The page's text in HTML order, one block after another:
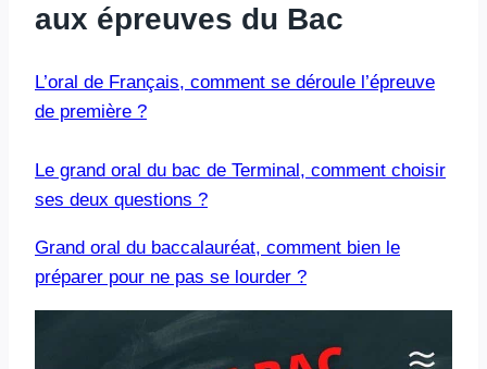
aux épreuves du Bac
L’oral de Français, comment se déroule l’épreuve
de première ?
Le grand oral du bac de Terminal, comment choisir
ses deux questions ?
Grand oral du baccalauréat, comment bien le
préparer pour ne pas se lourder ?